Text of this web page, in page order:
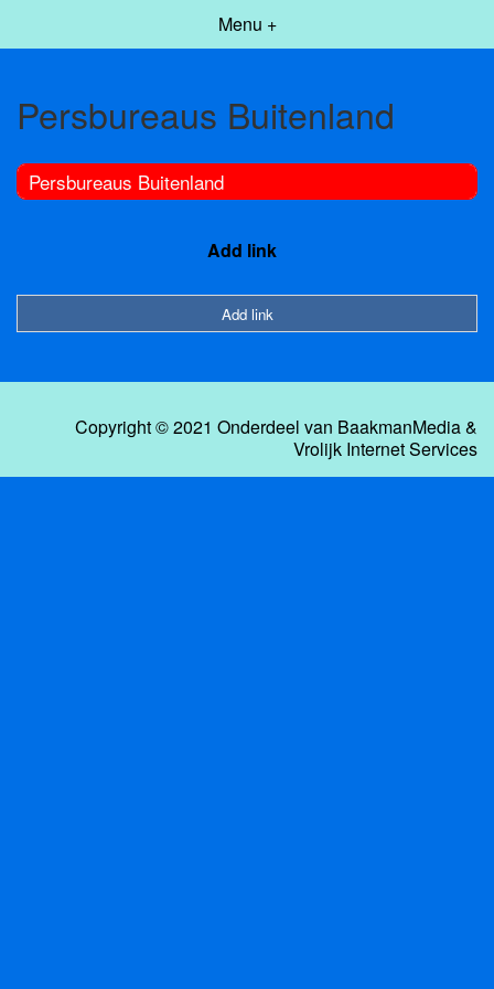
Menu +
Persbureaus Buitenland
Persbureaus Buitenland
Add link
Add link
Copyright © 2021 Onderdeel van BaakmanMedia&
Vrolijk Internet Services